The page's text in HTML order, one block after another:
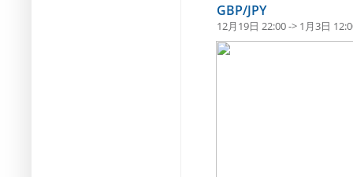
GBP/JPY
12月19日 22:00 -> 1月3日